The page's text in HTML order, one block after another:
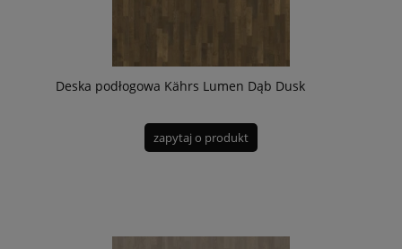
Deska podłogowa Kährs Lumen Dąb Dusk
zapytaj o produkt